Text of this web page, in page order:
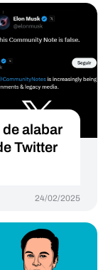
alabar
Twitter
24/02/2025